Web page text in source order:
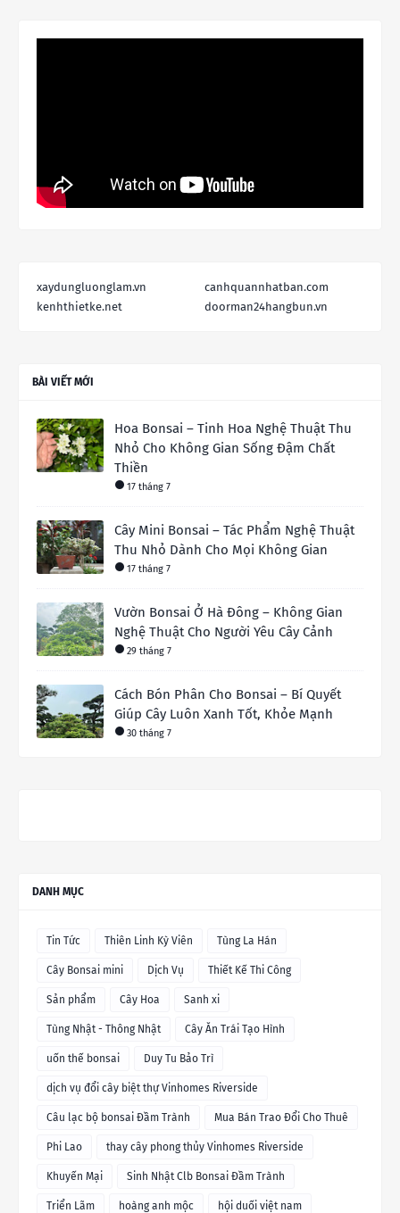
xaydungluonglam.vn
canhquannhatban.com
kenhthietke.net
doorman24hangbun.vn
BÀI VIẾT MỚI
Hoa Bonsai – Tinh Hoa Nghệ Thuật Thu
Nhỏ Cho Không Gian Sống Đậm Chất
Thiền
17 tháng 7
Cây Mini Bonsai – Tác Phẩm Nghệ Thuật
Thu Nhỏ Dành Cho Mọi Không Gian
17 tháng 7
Vườn Bonsai Ở Hà Đông – Không Gian
Nghệ Thuật Cho Người Yêu Cây Cảnh
29 tháng 7
Cách Bón Phân Cho Bonsai – Bí Quyết
Giúp Cây Luôn Xanh Tốt, Khỏe Mạnh
30 tháng 7
DANH MỤC
Tin Tức Thiên Linh Kỳ Viên Tùng La Hán
Cây Bonsai mini Dịch Vụ Thiết Kế Thi Công
Sản phẩm Cây Hoa Sanh xi
Tùng Nhật - Thông Nhật Cây Ăn Trái Tạo Hình
uốn thế bonsai Duy Tu Bảo Trì
dịch vụ đổi cây biệt thự Vinhomes Riverside
Câu lạc bộ bonsai Đầm Trành Mua Bán Trao Đổi Cho Thuê
Phi Lao thay cây phong thủy Vinhomes Riverside
Khuyến Mại Sinh Nhật Clb Bonsai Đầm Trành
Triển Lãm hoàng anh mộc hội duối việt nam